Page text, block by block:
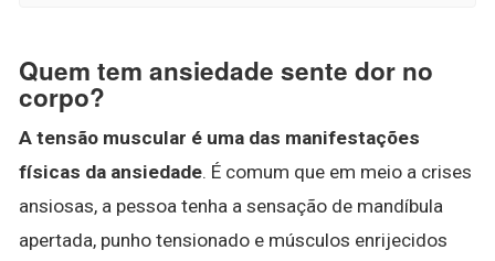
Quem tem ansiedade sente dor no
corpo?
A tensão muscular é uma das manifestações
físicas da ansiedade. É comum que em meio a crises
ansiosas, a pessoa tenha a sensação de mandíbula
apertada, punho tensionado e músculos enrijecidos